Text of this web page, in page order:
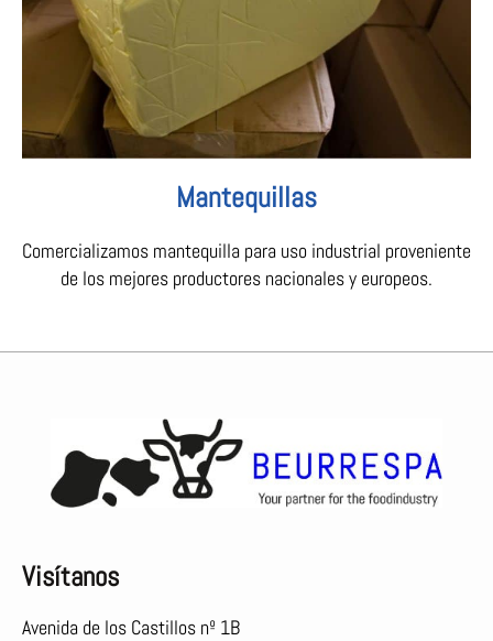
Mantequillas
Comercializamos mantequilla para uso industrial proveniente
de los mejores productores nacionales y europeos.
Visítanos
Avenida de los Castillos nº 1B